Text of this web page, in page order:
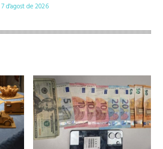
7 d'agost de 2026